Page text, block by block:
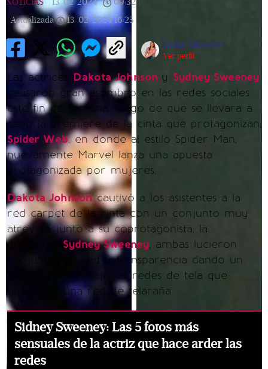
NOTICIAS 13/02/2024 | 09:32
Actualizada
13/02/2024 16:25
Leslie Carrasco
Ver perfil
Las actrices Dakota Johnson y Sydney Sweeney
causaron gran asombro en las redes sociales
este fin de semana, luego de que se llevara a
cabo la premiere de la cinta que protagonizan,
Spider Web, en donde al estilo Spider Man,
nuevamente Marvel lanza una apuesta
protagonizada por mujeres.
Dakota Johnsoncautivó a los asistentes a la
red carpet de la cinta con un conjunto muy
atrevido junto a su coprotagonista, la
guapísima
Sydney Sweeney, ambas lucieron
conjuntos de red y transparencia dando un
efecto ‘naked’ bajo las redes de tela que
simulaban una red de telaraña.
Sidney Sweeney: Las 5 fotos más
sensuales de la actriz que hace arder las
redes